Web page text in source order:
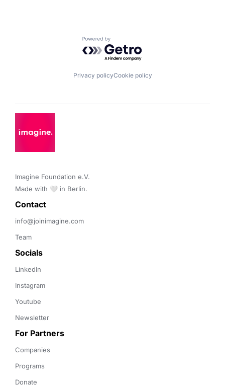
Powered by Getro.com
Privacy policyCookie policy
Imagine Foundation e.V.
Made with 🤍 in Berlin.
Contact
info@joinimagine.com
Team
Socials
LinkedIn
Instagram
Youtube
Newsletter
For Partners
Companies
Programs
Donate